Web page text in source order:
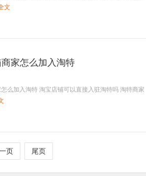
文
家怎么加入淘特
么加入淘特 淘宝店铺可以直接入驻淘特吗 淘特商家
页 尾页